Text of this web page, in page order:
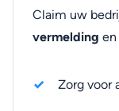
Claim uw
vermelding
Zorg voor